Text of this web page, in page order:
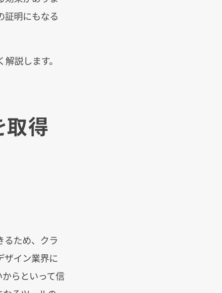
証明にもなる
説します。
取得
るため、クラ
ザイン業界に
らといって信